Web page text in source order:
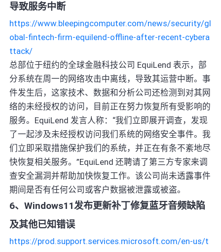
导致服务中断
https://www.bleepingcomputer.com/news/security/gl
obal-fintech-firm-equilend-offline-after-recent-cybera
ttack/
总部位于纽约的全球金融科技公司 EquiLend 表示，部
分系统在周一的网络攻击中离线，导致其运营中断。事
件发生后，这家技术、数据和分析公司还检测到对其网
络的未经授权的访问，目前正在努力恢复所有受影响的
服务。EquiLend 发言人称：“我们立即展开调查，发现
了一起涉及未经授权访问我们系统的网络安全事件。我
们立即采取措施保护我们的系统，并正在有条不紊地尽
快恢复相关服务。”EquiLend 还聘请了第三方专家来调
查安全漏洞并帮助加快恢复工作。该公司尚未透露事件
期间是否有任何公司或客户数据被泄露或被盗。
6、Windows11发布更新补丁修复蓝牙音频缺陷
及其他已知错误
https://prod.support.services.microsoft.com/en-us/t